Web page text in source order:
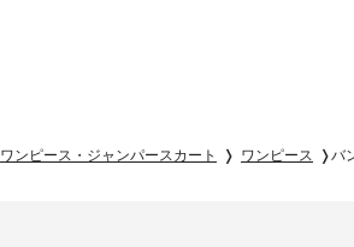
ワンピース・ジャンパースカート ワンピース バ